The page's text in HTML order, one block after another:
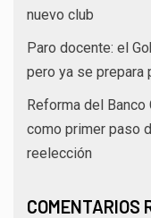
nuevo club
Paro docente: el
pero ya se prepara
Reforma del Banco
como primer paso
reelección
COMENTARIOS